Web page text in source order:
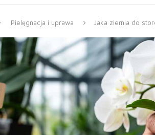
Pielęgnacja i uprawa Jaka ziemia do